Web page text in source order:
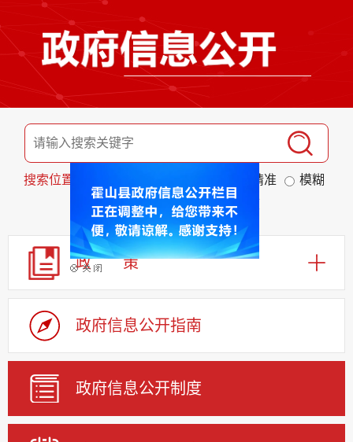
搜索位置 精准
模糊
排序
发布日期 相关程度
政 策
政府信息公开指南
政府信息公开制度